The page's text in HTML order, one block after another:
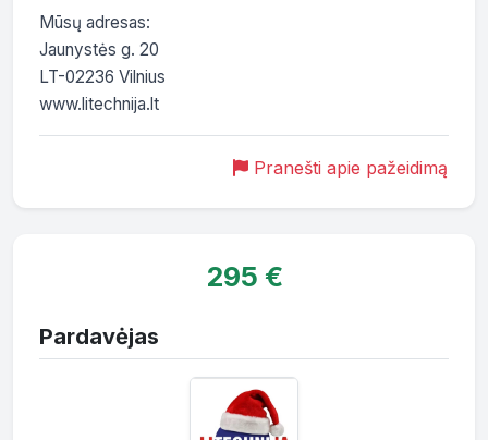
Mūsų adresas:
Jaunystės g. 20
LT-02236 Vilnius
Pranešti apie pažeidimą
295 €
Pardavėjas